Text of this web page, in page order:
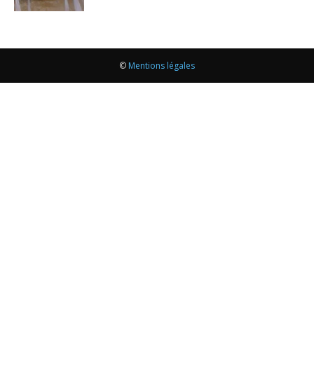
© Mentions légales